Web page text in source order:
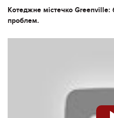
Котеджне містечко Greenville:
проблем.